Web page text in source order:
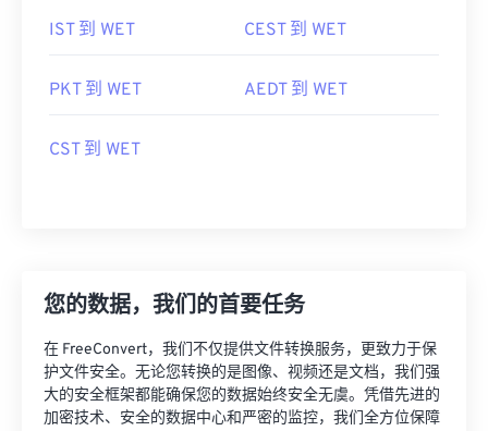
IST 到 WET CEST 到 WET
PKT 到 WET AEDT 到 WET
CST 到 WET
您的数据，我们的首要任务
在 FreeConvert，我们不仅提供文件转换服务，更致力于保
护文件安全。无论您转换的是图像、视频还是文档，我们强
大的安全框架都能确保您的数据始终安全无虞。凭借先进的
加密技术、安全的数据中心和严密的监控，我们全方位保障